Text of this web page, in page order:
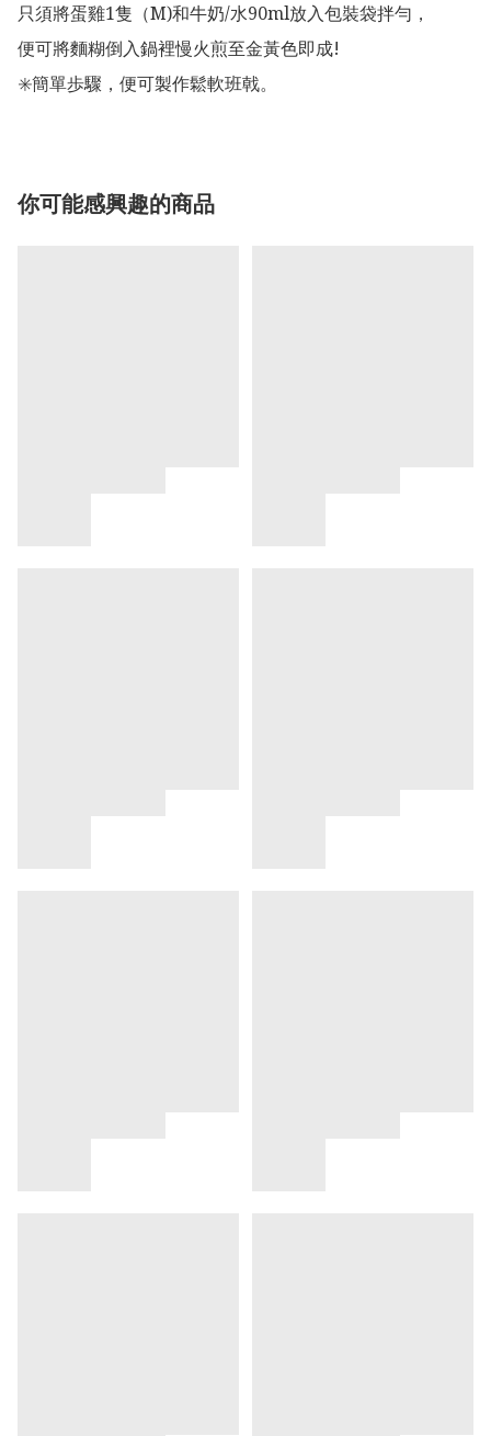
只須將蛋雞1隻（M)和牛奶/水90ml放入包裝袋拌勻，
便可將麵糊倒入鍋裡慢火煎至金黃色即成!
✳️簡單歩驟，便可製作鬆軟班戟。
你可能感興趣的商品